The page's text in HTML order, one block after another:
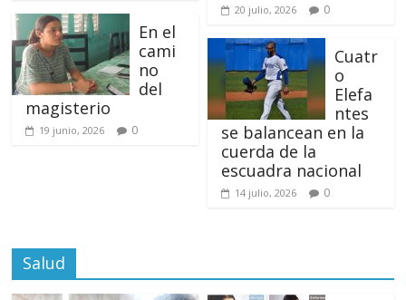
En el
cami
no
del
magisterio
19 junio, 2026 0
20 julio, 2026 0
Cuatr
o
Elefa
ntes
se balancean en la
cuerda de la
escuadra nacional
14 julio, 2026 0
Salud